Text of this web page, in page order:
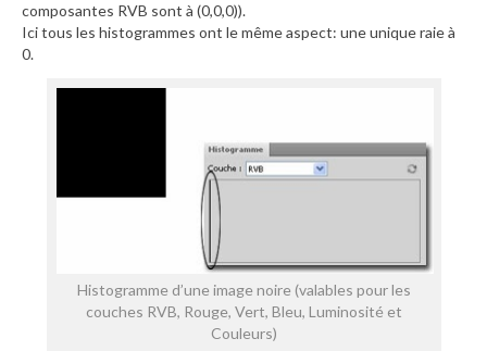
composantes RVB sont à (0,0,0)).
Ici tous les histogrammes ont le même aspect: une unique raie à
0.
Histogramme d’une image noire (valables pour les
couches RVB, Rouge, Vert, Bleu, Luminosité et
Couleurs)